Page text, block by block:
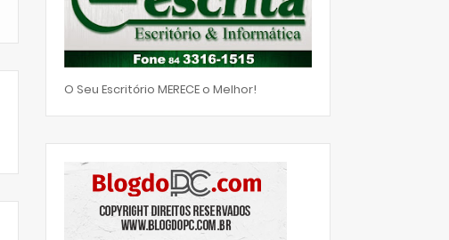
O Seu Escritório MERECE o Melhor!